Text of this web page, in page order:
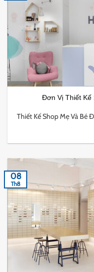
Đơn Vị Thiết Kế
Thiết Kế Shop Mẹ Và Bé
08
Th8